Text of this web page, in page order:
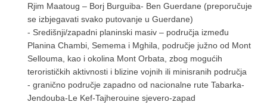
Rjim Maatoug – Borj Burguiba- Ben Guerdane (preporučuje
se izbjegavati svako putovanje u Guerdane)
- Središnji/zapadni planinski masiv – područja između
Planina Chambi, Semema i Mghila, područje južno od Mont
Sellouma, kao i okolina Mont Orbata, zbog mogućih
terorističkih aktivnosti i blizine vojnih ili minisranih područja
- granično područje zapadno od nacionalne rute Tabarka-
Jendouba-Le Kef-Tajherouine sjevero-zapad